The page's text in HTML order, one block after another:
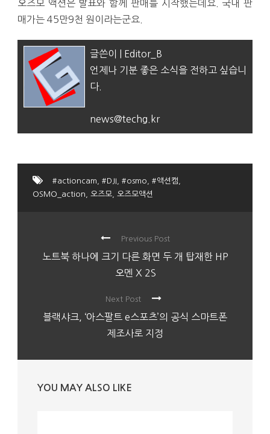
오즈모 액션은 발표와 함께 판매를 시작했는데요. 국내 판
매가는 45만9천 원이라는군요.
글쓴이 | Editor_B
언제나 기분 좋은 소식을 전하고 싶습니
다.
news@techg.kr
#actioncam #DJI #osmo #액션캠
OSMO_action
오즈모 오즈모액션
Previous Post
노트북 하나에 크기 다른 화면 두 개 탑재한 HP
오멘 X 2S
Next Post
블랙샤크, ‘아스팔트 e스포츠’의 공식 스마트폰
제조사로 지정
YOU MAY ALSO LIKE